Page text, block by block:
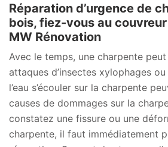
Réparation d’urgence de
bois, fiez-vous au
MW Rénovation
Avec le temps, une charpente
attaques d’insectes xylophages
l’eau s’écouler sur la charpente
causes de dommages sur la
constatez une fissure ou une
charpente, il faut immédiatement